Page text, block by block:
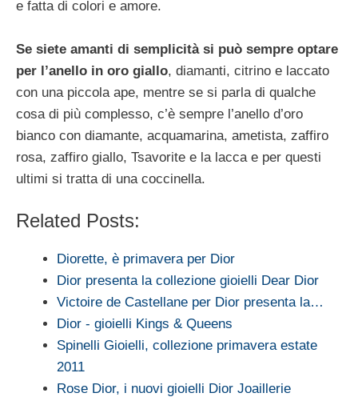
e fatta di colori e amore.
Se siete amanti di semplicità si può sempre optare
per l’anello in oro giallo, diamanti, citrino e laccato
con una piccola ape, mentre se si parla di qualche
cosa di più complesso, c’è sempre l’anello d’oro
bianco con diamante, acquamarina, ametista, zaffiro
rosa, zaffiro giallo, Tsavorite e la lacca e per questi
ultimi si tratta di una coccinella.
Related Posts:
Diorette, è primavera per Dior
Dior presenta la collezione gioielli Dear Dior
Victoire de Castellane per Dior presenta la…
Dior - gioielli Kings & Queens
Spinelli Gioielli, collezione primavera estate
2011
Rose Dior, i nuovi gioielli Dior Joaillerie